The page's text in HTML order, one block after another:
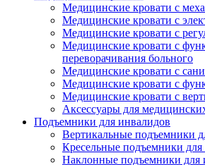
Медицинские кровати с
Медицинские кровати с
Медицинские кровати с
Медицинские кровати с
переворачивания больного
Медицинские кровати с
Медицинские кровати с
Медицинские кровати с
Аксессуары для
Подъемники для инвалидов
Вертикальные подъемники
Кресельные подъемники для
Наклонные подъемники для